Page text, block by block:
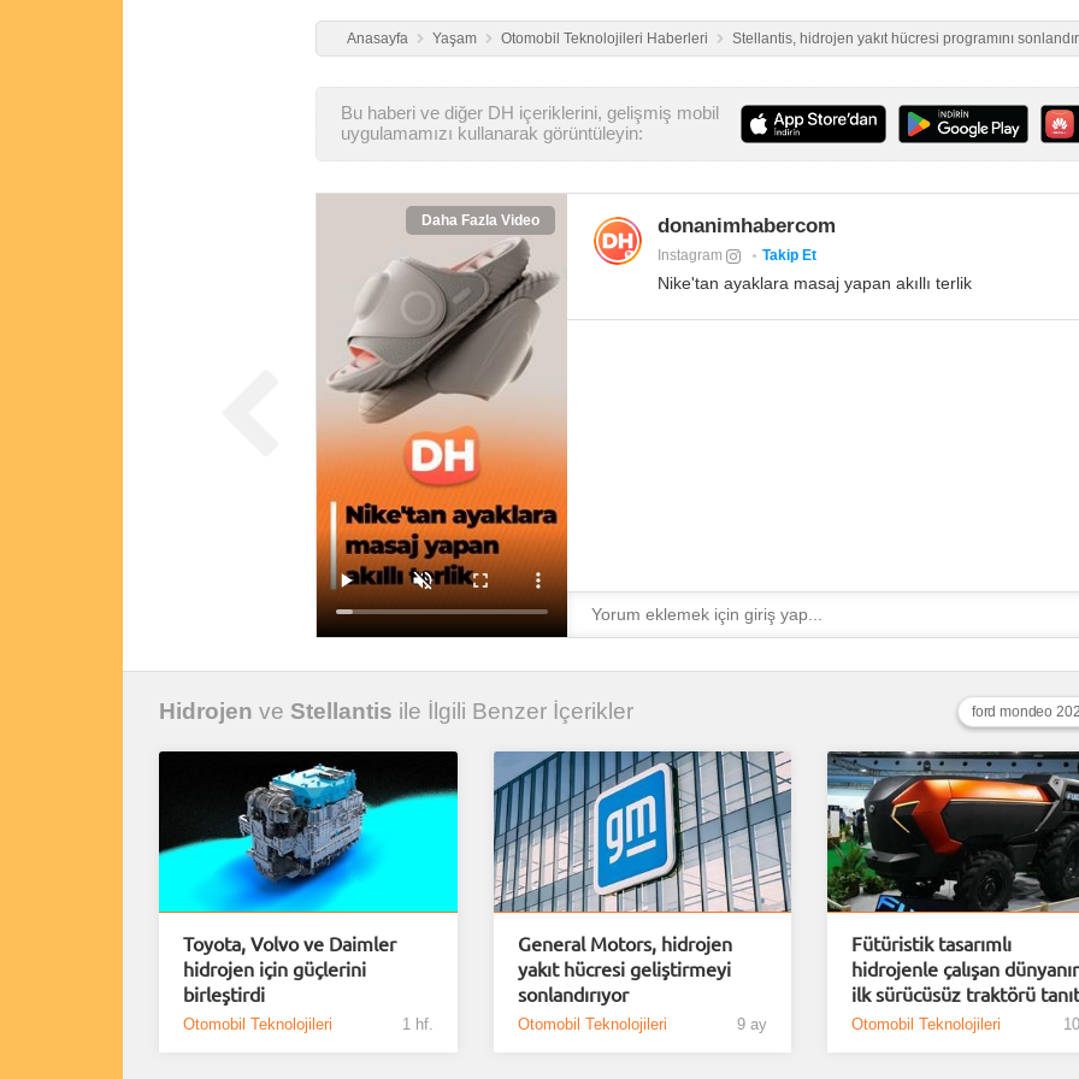
Anasayfa Yaşam Otomobil Teknolojileri Haberleri Stellantis, hidrojen yakıt hücresi programını
Bu haberi ve diğer DH içeriklerini, gelişmiş mobil
uygulamamızı kullanarak görüntüleyin:
Daha Fazla Video donanimhabercom
Instagram Takip Et
Nike'tan ayaklara masaj yapan akıllı terlik
Hidrojen ve Stellantis ile İlgili Benzer İçerikler ford mondeo
Toyota, Volvo ve Daimler
hidrojen için güçlerini
birleştirdi
Otomobil Teknolojileri 1 hf.
General Motors, hidrojen
yakıt hücresi geliştirmeyi
sonlandırıyor
Otomobil Teknolojileri 9 ay
Fütüristik tasarımlı
hidrojenle çalışan
ilk sürücüsüz traktörü
Otomobil Teknolojileri